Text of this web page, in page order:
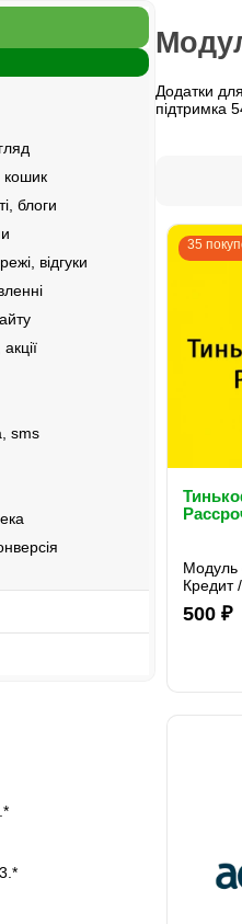
блоги
відгуки
sms
Додатки
підтримка
35
Модуль
Кредит
500 ₽